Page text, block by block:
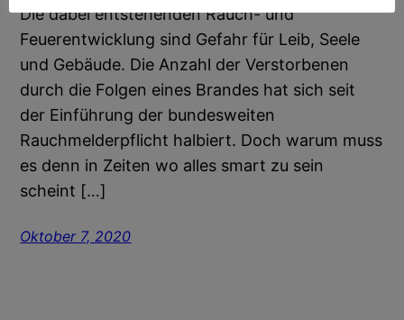
Die dabei entstehenden Rauch- und
Feuerentwicklung sind Gefahr für Leib, Seele
und Gebäude. Die Anzahl der Verstorbenen
durch die Folgen eines Brandes hat sich seit
der Einführung der bundesweiten
Rauchmelderpflicht halbiert. Doch warum muss
es denn in Zeiten wo alles smart zu sein
scheint […]
Oktober 7, 2020